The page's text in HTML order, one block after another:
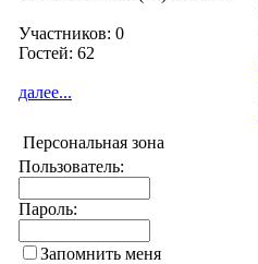
Участников: 0
Гостей: 62
далее...
Персональная зона
Пользователь:
Пароль:
Запомнить меня